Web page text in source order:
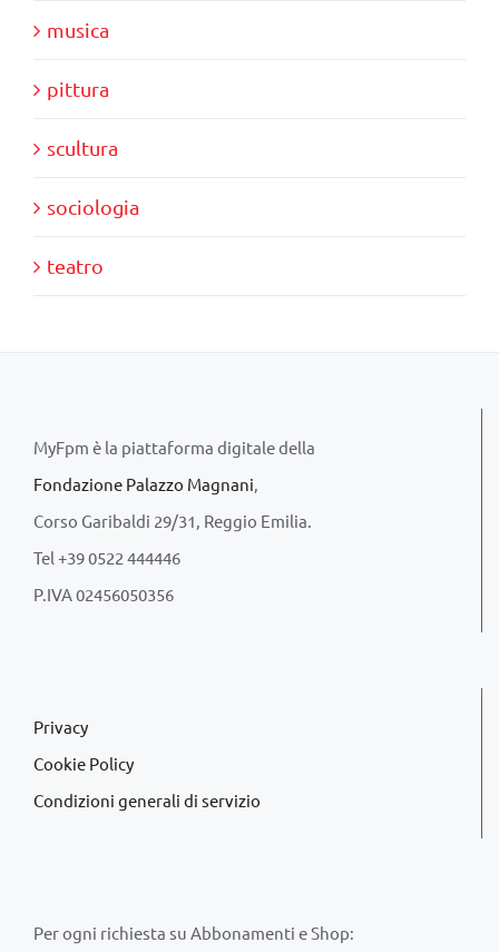
musica
pittura
scultura
sociologia
teatro
MyFpm è la piattaforma digitale della
Fondazione Palazzo Magnani,
Corso Garibaldi 29/31, Reggio Emilia.
Tel +39 0522 444446
P.IVA 02456050356
Privacy
Cookie Policy
Condizioni generali di servizio
Per ogni richiesta su Abbonamenti e Shop: